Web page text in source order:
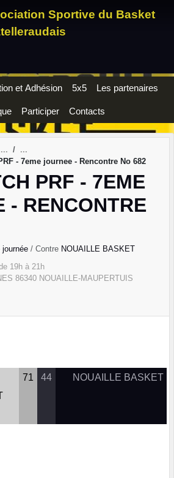
Sportive du Basket
et Adhésion 5x5 Les partenaires
Participer Contacts
- 7eme journee - Rencontre No 682
PRF - 7EME
- RENCONTRE
journée / Contre NOUAILLE BASKET
19h à 21h
86340 NOUAILLE-MAUPERTUIS
71 44 NOUAILLE BASKET
cookies